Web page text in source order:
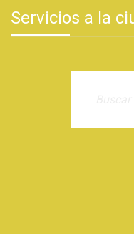
Servicios a la